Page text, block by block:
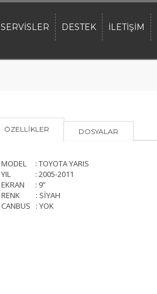
SERVİSLER DESTEK İLETİŞİM
ÖZELLİKLER DOSYALAR
MODEL : TOYOTA YARIS
YIL : 2005-2011
EKRAN : 9”
RENK : SİYAH
CANBUS : YOK